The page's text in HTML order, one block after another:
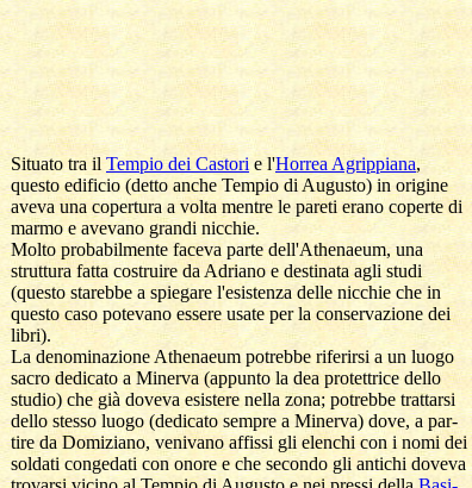
  Situato tra il
Tempio dei Castori e l'Horrea Agrippiana,
  questo edificio (detto anche Tempio di Augusto) in origine
  aveva una copertura a volta mentre le pareti erano coperte di
  marmo e avevano grandi nicchie.
  Molto probabilmente faceva parte dell'Athenaeum, una
  struttura fatta costruire da Adriano e destinata agli studi
  (questo starebbe a spiegare l'esistenza delle nicchie che in
  questo caso potevano essere usate per la conservazione dei
  libri).
  La denominazione Athenaeum potrebbe riferirsi a un luogo
  sacro dedicato a Minerva (appunto la dea protettrice dello
  studio) che già doveva esistere nella zona; potrebbe trattarsi
  dello stesso luogo (dedicato sempre a Minerva) dove, a par-
  tire da Domiziano, venivano affissi gli elenchi con i nomi dei
  soldati congedati con onore e che secondo gli antichi doveva